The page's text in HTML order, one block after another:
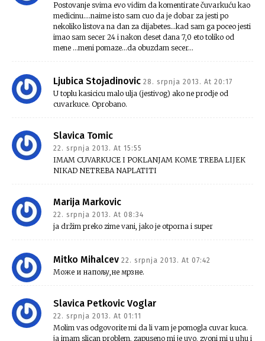
Postovanje svima evo vidim da komentirate čuvarkuću kao
medicinu….naime isto sam cuo da je dobar za jesti po
nekoliko listova na dan za dijabetes…kad sam ga poceo jesti
imao sam secer 24 i nakon deset dana 7,0 eto toliko od
mene …meni pomaze…da obuzdam secer…
Ljubica Stojadinovic 28. srpnja 2013. At 20:17
U toplu kasicicu malo ulja (jestivog) ako ne prodje od
cuvarkuce. Oprobano.
Slavica Tomic
22. srpnja 2013. At 15:55
IMAM CUVARKUCE I POKLANJAM KOME TREBA LIJEK
NIKAD NETREBA NAPLATITI
Marija Markovic
22. srpnja 2013. At 08:34
ja držim preko zime vani, jako je otporna i super
Mitko Mihalcev 22. srpnja 2013. At 07:42
Може и напољу,не мрзне.
Slavica Petkovic Voglar
22. srpnja 2013. At 01:11
Molim vas odgovorite mi da li vam je pomogla cuvar kuca.
ja imam slican problem, zapuseno mi je uvo, zvoni mi u uhu i